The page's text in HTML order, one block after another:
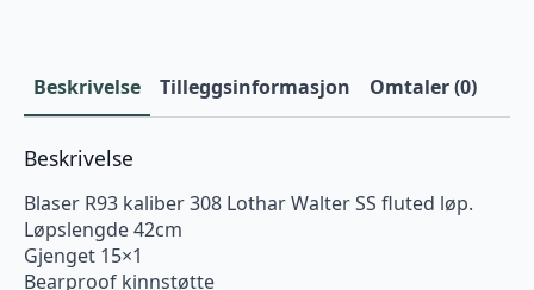
Beskrivelse Tilleggsinformasjon Omtaler (0)
Beskrivelse
Blaser R93 kaliber 308 Lothar Walter SS fluted løp.
Løpslengde 42cm
Gjenget 15×1
Bearproof kinnstøtte